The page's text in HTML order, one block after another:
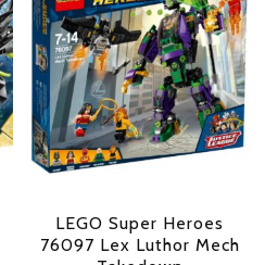
LEGO Super Heroes
76097 Lex Luthor Mech